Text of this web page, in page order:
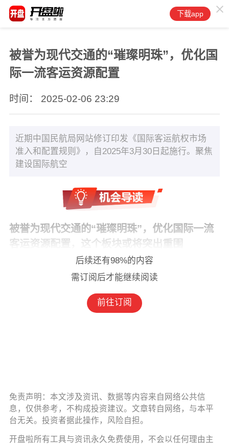
下载app
被誉为现代交通的“璀璨明珠”，优化国
际一流客运资源配置
时间： 2025-02-06 23:29
近期中国民航局网站修订印发《国际客运航权市场
准入和配置规则》，自2025年3月30日起施行。聚焦
建设国际航空
被誉为现代交通的“璀璨明珠”，优化国际一流
客运资源配置，这个板块或将突出重围
后续还有98%的内容
需订阅 后才能继续阅读
前往订阅
免责声明：本文涉及资讯、数据等内容来自网络公共信
息，仅供参考，不构成投资建议。文章转自网络，与本平
台无关。投资者据此操作，风险自担。
开盘啦所有工具与资讯永久免费使用，不会以任何理由主